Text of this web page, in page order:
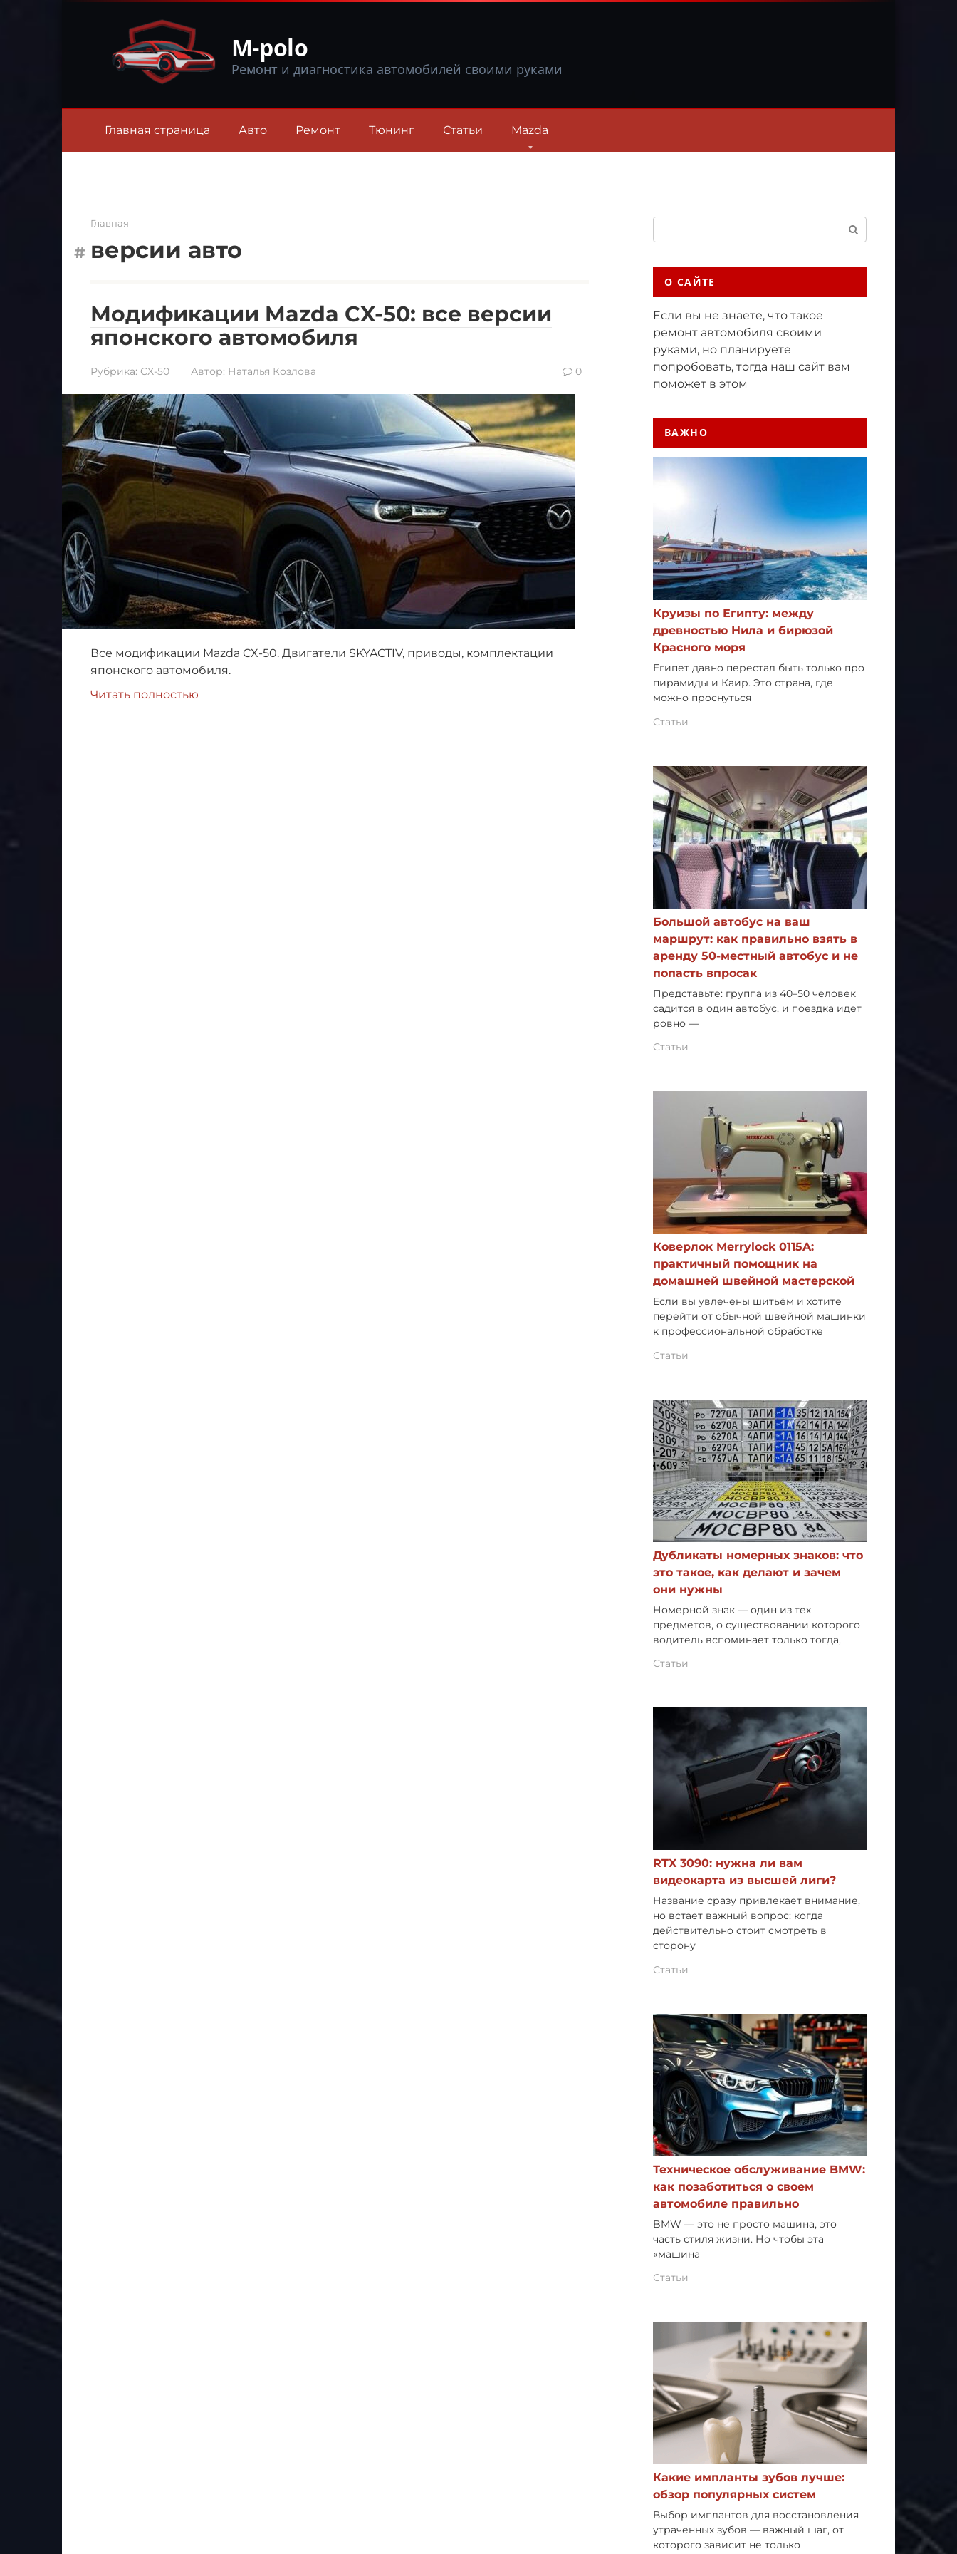
M-polo
Ремонт и диагностика автомобилей своими руками
Главная страница Авто Ремонт Тюнинг Статьи Mazda
Главная
версии авто
Модификации Mazda CX-50: все версии
японского автомобиля
Рубрика: CX-50 Автор: Наталья Козлова 0
Все модификации Mazda CX-50. Двигатели SKYACTIV, приводы, комплектации
японского автомобиля.
Читать полностью
О САЙТЕ
Если вы не знаете, что такое
ремонт автомобиля своими
руками, но планируете
попробовать, тогда наш сайт вам
поможет в этом
ВАЖНО
Круизы по Египту: между
древностью Нила и бирюзой
Красного моря
Египет давно перестал быть только про
пирамиды и Каир. Это страна, где
можно проснуться
Статьи
Большой автобус на ваш
маршрут: как правильно взять в
аренду 50-местный автобус и не
попасть впросак
Представьте: группа из 40–50 человек
садится в один автобус, и поездка идет
ровно —
Статьи
Коверлок Merrylock 0115A:
практичный помощник на
домашней швейной мастерской
Если вы увлечены шитьём и хотите
перейти от обычной швейной машинки
к профессиональной обработке
Статьи
Дубликаты номерных знаков: что
это такое, как делают и зачем
они нужны
Номерной знак — один из тех
предметов, о существовании которого
водитель вспоминает только тогда,
Статьи
RTX 3090: нужна ли вам
видеокарта из высшей лиги?
Название сразу привлекает внимание,
но встает важный вопрос: когда
действительно стоит смотреть в
сторону
Статьи
Техническое обслуживание BMW:
как позаботиться о своем
автомобиле правильно
BMW — это не просто машина, это
часть стиля жизни. Но чтобы эта
«машина
Статьи
Какие импланты зубов лучше:
обзор популярных систем
Выбор имплантов для восстановления
утраченных зубов — важный шаг, от
которого зависит не только